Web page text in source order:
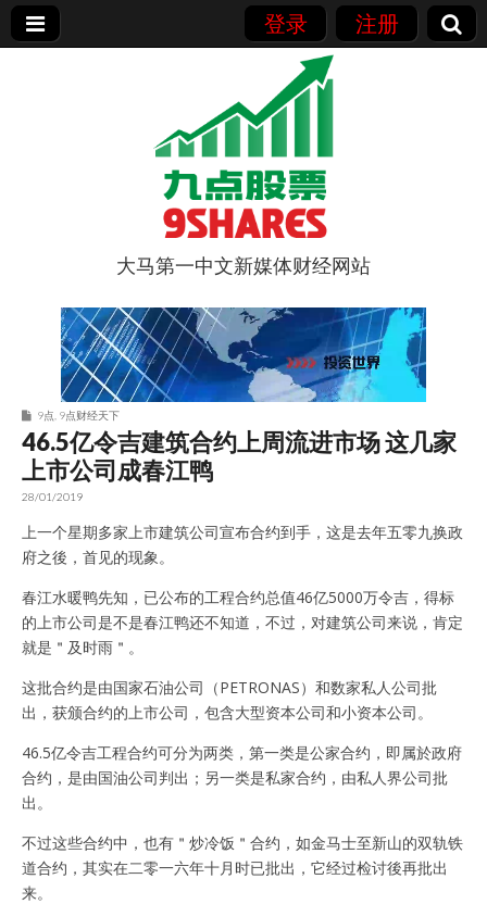
登录 注册
9点股票
大马第一中文新媒体财经网站
9点 9点财经天下
46.5亿令吉建筑合约上周流进市场 这几家
上市公司成春江鸭
28/01/2019
上一个星期多家上市建筑公司宣布合约到手，这是去年五零九换政
府之後，首见的现象。
春江水暖鸭先知，已公布的工程合约总值46亿5000万令吉，得标
的上市公司是不是春江鸭还不知道，不过，对建筑公司来说，肯定
就是＂及时雨＂。
这批合约是由国家石油公司（PETRONAS）和数家私人公司批
出，获颁合约的上市公司，包含大型资本公司和小资本公司。
46.5亿令吉工程合约可分为两类，第一类是公家合约，即属於政府
合约，是由国油公司判出；另一类是私家合约，由私人界公司批
出。
不过这些合约中，也有＂炒冷饭＂合约，如金马士至新山的双轨铁
道合约，其实在二零一六年十月时已批出，它经过检讨後再批出
来。